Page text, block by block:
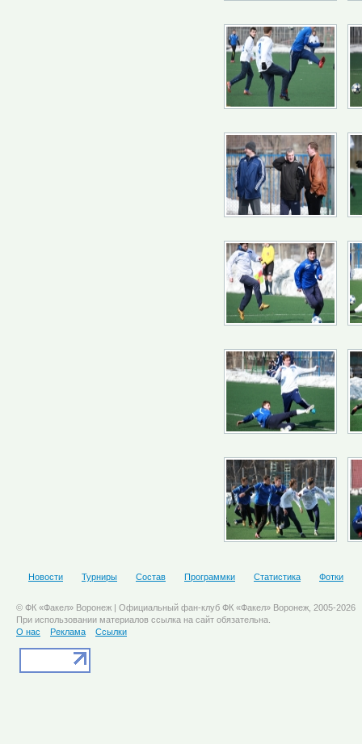
Новости Турниры Состав Программки Статистика Фотки
© ФК «Факел» Воронеж | Официальный фан-клуб ФК «Факел» Воронеж, 2005-2026
При использовании материалов ссылка на сайт обязательна.
О нас
Реклама Ссылки